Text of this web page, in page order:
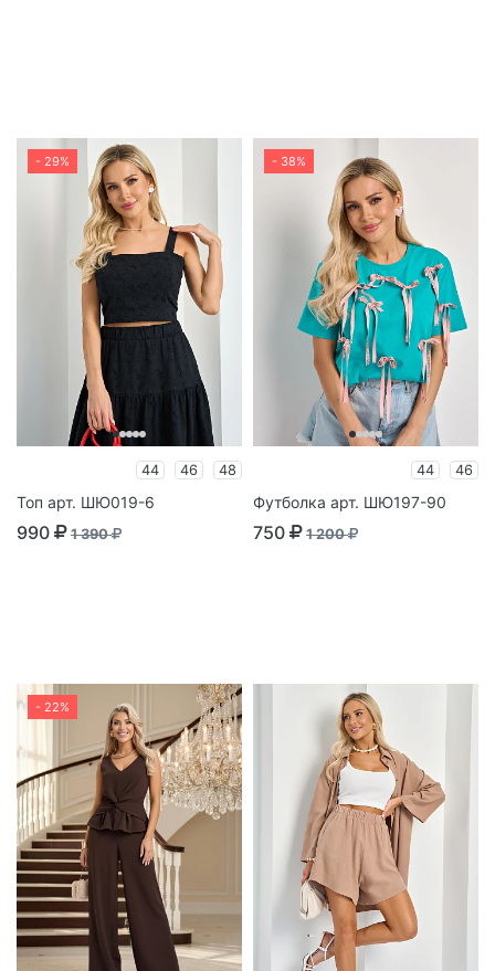
- 29%
44 46 48
Топ арт. ШЮ019-6
990 1 390
- 38%
44 46
Футболка арт. ШЮ197-90
750 1 200
- 22%